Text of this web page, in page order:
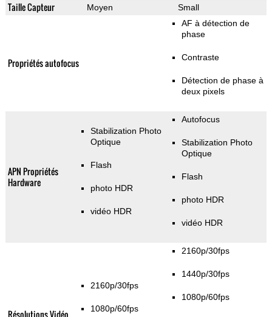
Taille Capteur Moyen Small
Propriétés autofocus
AF à détection de
phase
Contraste
Détection de phase à
deux pixels
APN Propriétés
Hardware
Stabilization Photo
Optique
Flash
photo HDR
vidéo HDR
Autofocus
Stabilization Photo
Optique
Flash
photo HDR
vidéo HDR
Résolutions Vidéo
2160p/30fps
1080p/60fps
2160p/30fps
1440p/30fps
1080p/60fps